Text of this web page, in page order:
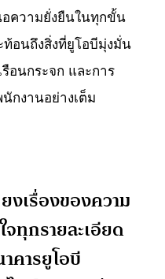
อความยั่งยืนในทุกขั้น
อนถึงสิ่งที่ยูโอบีมุ่งมั่น
อนกระจก และการ
กงานอย่างเต็ม
งเรื่องของความ
ทุกรายละเอียด
คารยูโอบี